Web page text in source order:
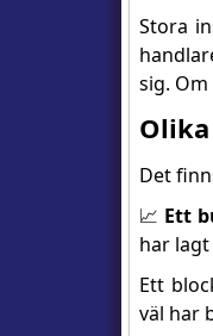
Stora
sig.
Det
📈 Ett
har
Ett
väl har